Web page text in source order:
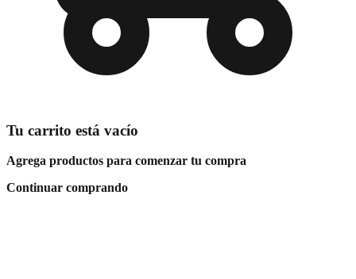
Tu carrito está vacío
Agrega productos para comenzar tu compra
Continuar comprando